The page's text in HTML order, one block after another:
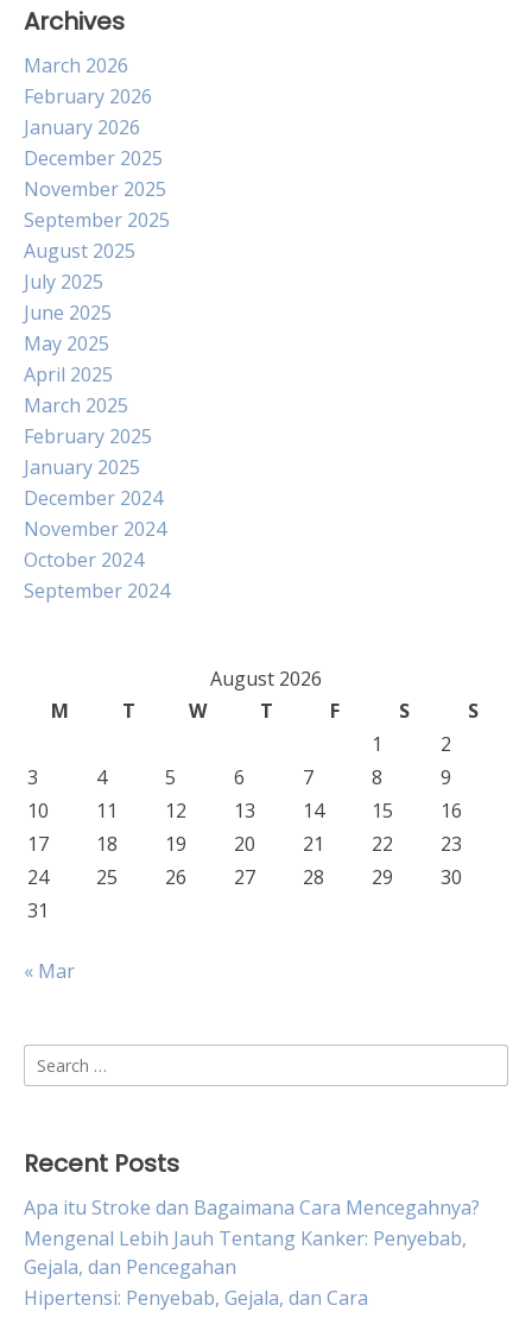
Archives
March 2026
February 2026
January 2026
December 2025
November 2025
September 2025
August 2025
July 2025
June 2025
May 2025
April 2025
March 2025
February 2025
January 2025
December 2024
November 2024
October 2024
September 2024
August 2026
M
T W T F S
S
1
2
3
4 5 6 7 8
9
10
11 12 13 14 15
16
17
18 19 20 21 22
23
24
25 26 27 28 29
30
31
« Mar
Search
for:
Recent Posts
Apa itu Stroke dan Bagaimana Cara Mencegahnya?
Mengenal Lebih Jauh Tentang Kanker: Penyebab,
Gejala, dan Pencegahan
Hipertensi: Penyebab, Gejala, dan Cara